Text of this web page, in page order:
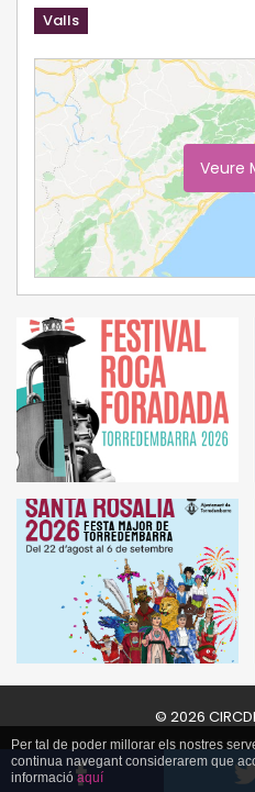
Valls
Veure
© 2026
Per tal de poder millorar els nostres
continua navegant considerarem que
informacióaquí